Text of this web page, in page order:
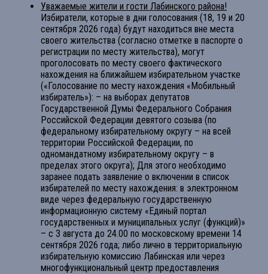
Уважаемые жители и гости Лабинского района!
Избиратели, которые в дни голосования (18, 19 и 20
сентября 2026 года) будут находиться вне места
своего жительства (согласно отметке в паспорте о
регистрации по месту жительства), могут
проголосовать по месту своего фактического
нахождения на ближайшем избирательном участке
(«Голосование по месту нахождения «Мобильный
избиратель»): – на выборах депутатов
Государственной Думы Федерального Собрания
Российской Федерации девятого созыва (по
федеральному избирательному округу – на всей
территории Российской Федерации, по
одномандатному избирательному округу – в
пределах этого округа); Для этого необходимо
заранее подать заявление о включении в список
избирателей по месту нахождения: в электронном
виде через федеральную государственную
информационную систему «Единый портал
государственных и муниципальных услуг (функций)»
– с 3 августа до 24.00 по московскому времени 14
сентября 2026 года; либо лично в территориальную
избирательную комиссию Лабинская или через
многофункциональный центр предоставления